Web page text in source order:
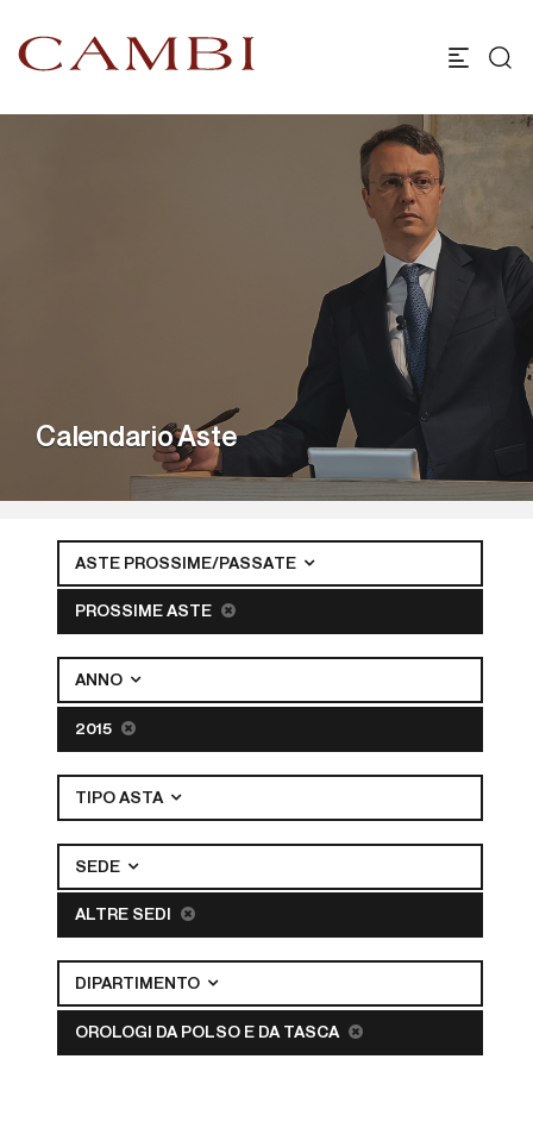
Calendario Aste
ASTE PROSSIME/PASSATE
PROSSIME ASTE
ANNO
2015
TIPO ASTA
SEDE
ALTRE SEDI
DIPARTIMENTO
OROLOGI DA POLSO E DA TASCA